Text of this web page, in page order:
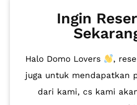
Ingin
Halo Domo Lovers
,
juga untuk mendapatkan
dari kami, cs kami